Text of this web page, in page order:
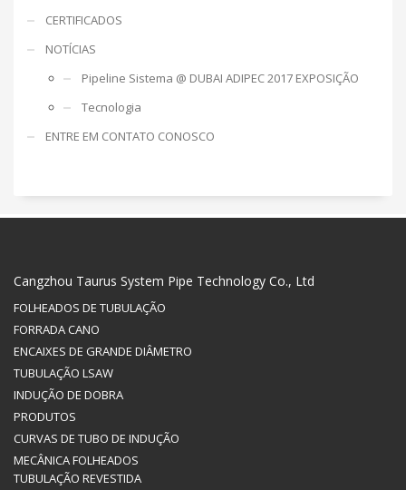
CERTIFICADOS
NOTÍCIAS
Pipeline Sistema @ DUBAI ADIPEC 2017 EXPOSIÇÃO
Tecnologia
ENTRE EM CONTATO CONOSCO
Cangzhou Taurus System Pipe Technology Co., Ltd
FOLHEADOS DE TUBULAÇÃO
FORRADA CANO
ENCAIXES DE GRANDE DIÂMETRO
TUBULAÇÃO LSAW
INDUÇÃO DE DOBRA
PRODUTOS
CURVAS DE TUBO DE INDUÇÃO
MECÂNICA FOLHEADOS
TUBULAÇÃO REVESTIDA